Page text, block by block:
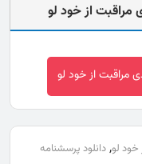
مراقبت از خود لو
مراقبت از خود لو
خود لو, دانلود پرسشنامه